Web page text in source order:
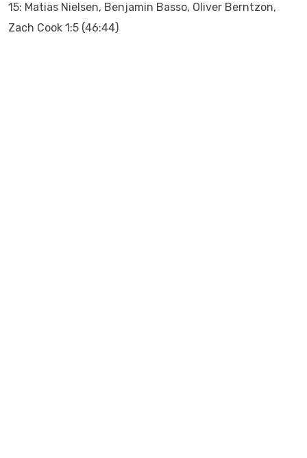
15: Matias Nielsen, Benjamin Basso, Oliver Berntzon,
Zach Cook 1:5 (46:44)